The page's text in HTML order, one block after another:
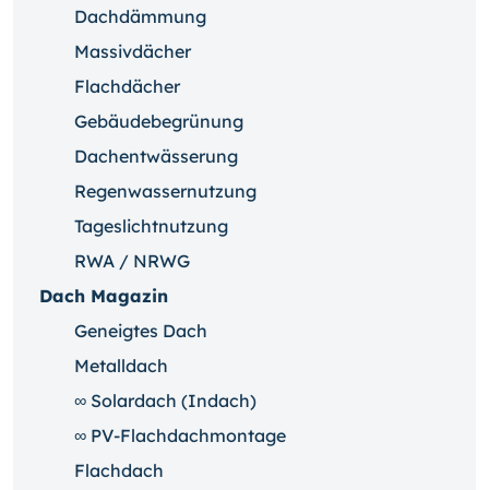
Dachdämmung
Massivdächer
Flachdächer
Gebäudebegrünung
Dachentwässerung
Regenwassernutzung
Tageslichtnutzung
RWA / NRWG
Dach Magazin
Geneigtes Dach
Metalldach
∞ Solardach (Indach)
∞ PV-Flachdachmontage
Flachdach